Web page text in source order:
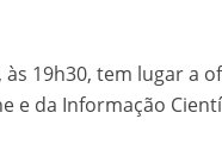
19h30, tem lugar a
e da Informação